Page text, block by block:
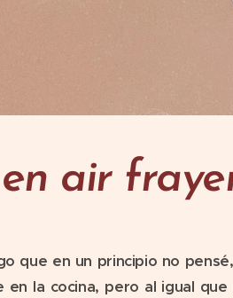
air
que en un principio no
la cocina, pero al igual que